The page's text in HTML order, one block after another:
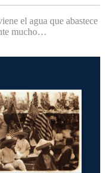
el agua que abastece
mucho…